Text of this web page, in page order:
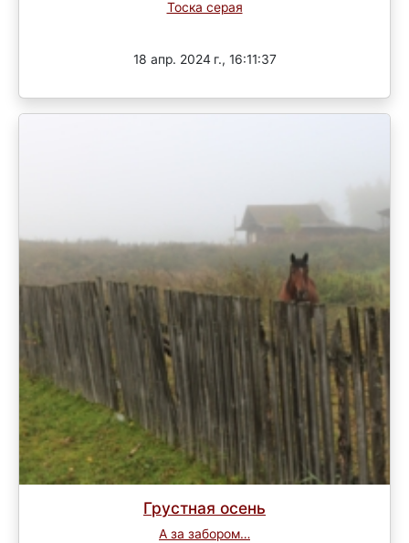
Тоска серая
18 апр. 2024 г., 16:11:37
Грустная осень
А за забором…